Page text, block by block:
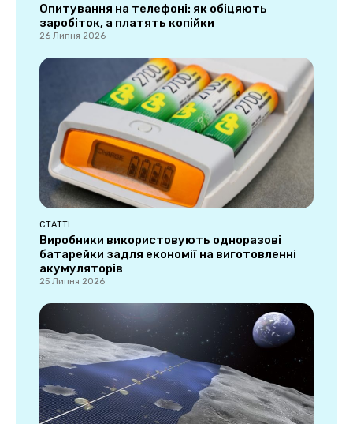
Опитування на телефоні: як обіцяють
заробіток, а платять копійки
26 Липня 2026
СТАТТІ
Виробники використовують одноразові
батарейки задля економії на виготовленні
акумуляторів
25 Липня 2026